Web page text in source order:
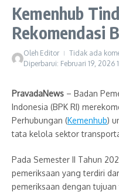
Kemenhub
Rekomendasi
Oleh Editor Tidak ada
Diperbarui: Februari 19, 2026
PravadaNews – Badan
Indonesia (BPK RI)
Perhubungan (Kemenhub)
tata kelola sektor
Pada Semester II Tahun
pemeriksaan yang terdiri
pemeriksaan dengan